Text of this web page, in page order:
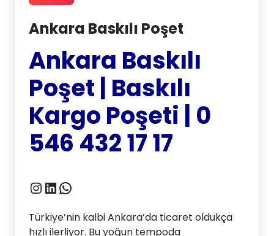
Ankara Baskılı Poşet
Ankara Baskılı
Poşet | Baskılı
Kargo Poşeti | 0
546 432 17 17
Instagram
LinkedIn
WhatsApp
Türkiye’nin kalbi Ankara’da ticaret oldukça
hızlı ilerliyor. Bu yoğun tempoda